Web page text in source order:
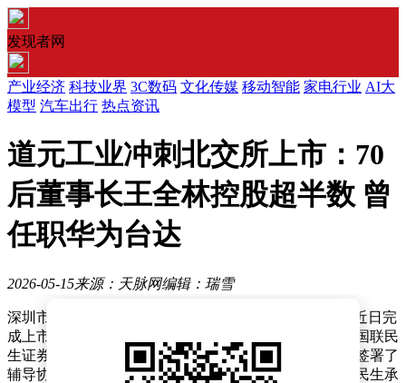
发现者网
产业经济 科技业界 3C数码 文化传媒 移动智能 家电行业 AI大
模型 汽车出行 热点资讯
道元工业冲刺北交所上市：70
后董事长王全林控股超半数 曾
任职华为台达
2026-05-15来源：天脉网编辑：瑞雪
深圳市道元工业股份有限公司（以下简称“道元工业”）近日完
成上市辅导工作，计划在北交所挂牌上市，辅导机构为国联民
生证券承销保荐有限公司。此前，民生证券与道元工业签署了
辅导协议，后因国联民生收购民生证券，原协议由国联民生承